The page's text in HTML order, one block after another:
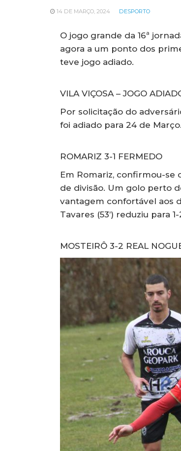
14 DE MARÇO, 2024 DESPORTO
O jogo grande da 16ª
agora a um ponto dos
teve jogo adiado.
VILA VIÇOSA – JOGO
Por solicitação do
foi adiado para 24 de Março.
ROMARIZ 3-1 FERMEDO
Em Romariz, confirmou-se
de divisão. Um golo perto
vantagem confortável aos
Tavares (53’) reduziu para
MOSTEIRÔ 3-2 REAL